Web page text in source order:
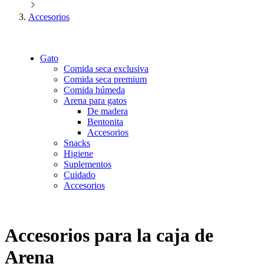
Accesorios
Gato
Comida seca exclusiva
Comida seca premium
Comida húmeda
Arena para gatos
De madera
Bentonita
Accesorios
Snacks
Higiene
Suplementos
Cuidado
Accesorios
Accesorios para la caja de
Arena